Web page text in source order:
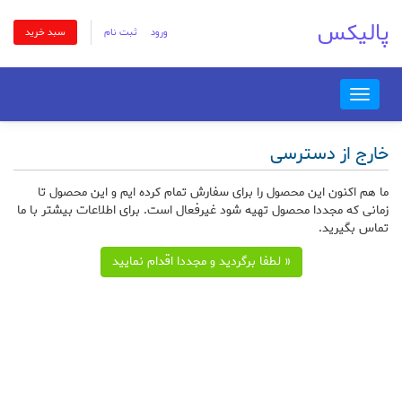
ورود ثبت نام سبد خرید پالیکس
Toggle
navigation
خارج از دسترسی
ما هم اکنون این محصول را برای سفارش تمام کرده ایم و این محصول تا
زمانی که مجددا محصول تهیه شود غیرفعال است. برای اطلاعات بیشتر با ما
تماس بگیرید.
« لطفا برگردید و مجددا اقدام نمایید